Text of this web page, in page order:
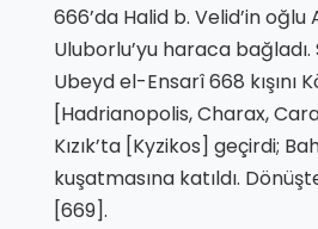
666’da Halid b. Velid’in
Uluborlu’yu haraca
Ubeyd el-Ensarî 668 kışını
[Hadrianopolis, Charax,
Kızık’ta [Kyzikos] geçirdi;
kuşatmasına katıldı.
[669].